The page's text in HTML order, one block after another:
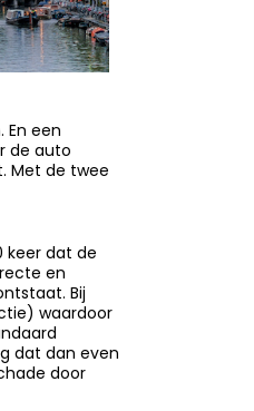
En een
de auto
Met de twee
keer dat de
en
Bij
waardoor
dat dan even
door